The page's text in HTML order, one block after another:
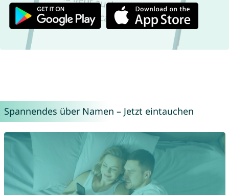
Spannendes über Namen – Jetzt eintauchen